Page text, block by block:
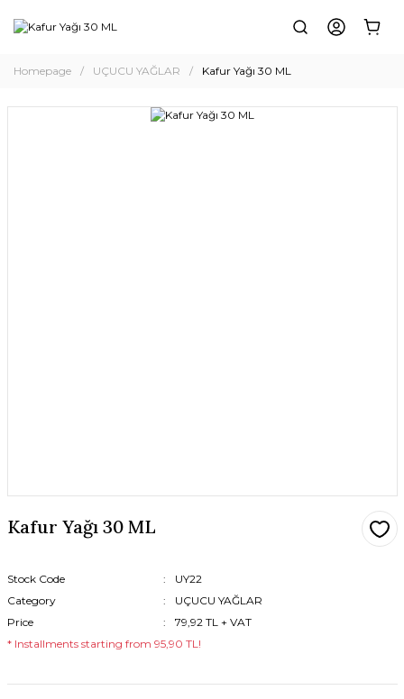
Homepage UÇUCU YAĞLAR Kafur Yağı 30 ML
Kafur Yağı 30 ML
Stock Code
UY22
Category
UÇUCU YAĞLAR
Price
79,92 TL + VAT
* Installments starting from 95,90 TL!